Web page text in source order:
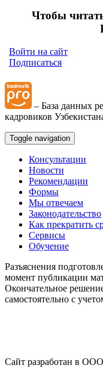
Чтобы
Войти на сайт
Подписаться
– База данных
кадровиков
Toggle navigation
Консультации
Новости
Рекомендации
Формы
Мы отвечаем
Законодательство
Как прекратить
Сервисы
Обучение
Разъяснения
момент публикации
Окончательное
самостоятельно с
Сайт разработан в